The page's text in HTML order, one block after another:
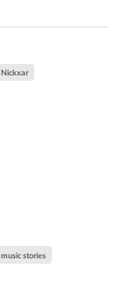
Nickxar
stories